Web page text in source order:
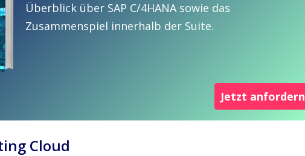
Überblick über SAP C/4HANA sowie das
Zusammenspiel innerhalb der Suite.
Jetzt anfordern
Cloud